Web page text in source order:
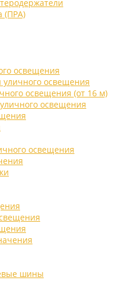
(ПРА)
освещения
освещения
освещения (от 16 м)
освещения
освещения
шины